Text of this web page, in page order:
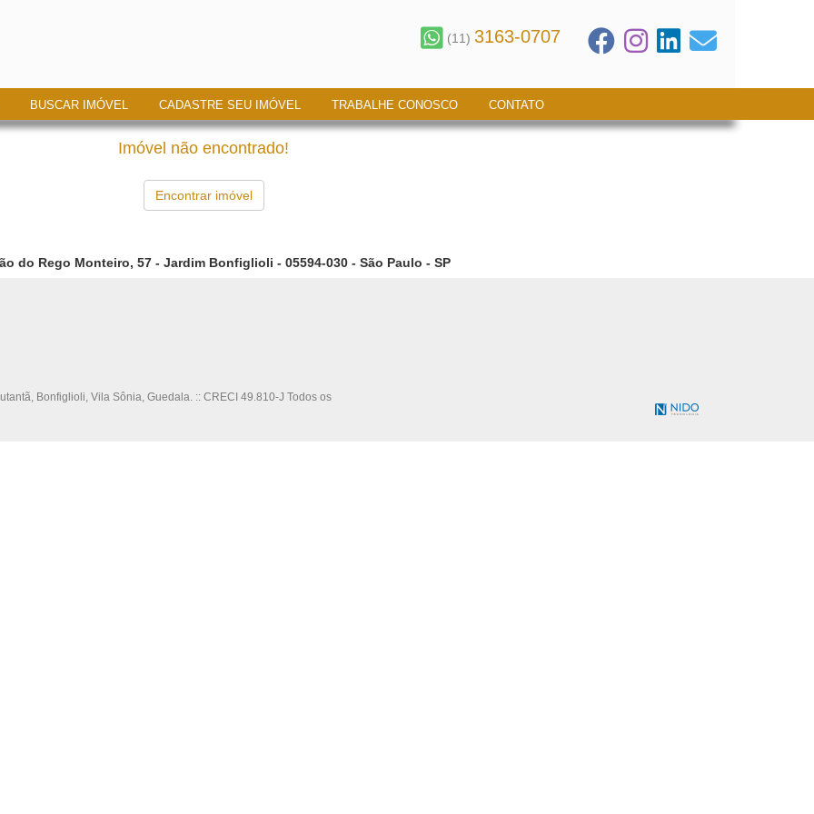
(11) 3163-0707
BUSCAR IMÓVEL CADASTRE SEU IMÓVEL TRABALHE CONOSCO CONTATO
Imóvel não encontrado!
Encontrar imóvel
do Rego Monteiro, 57 - Jardim Bonfiglioli - 05594-030 - São Paulo - SP
Bonfiglioli, Vila Sônia, Guedala. :: CRECI 49.810-J Todos os